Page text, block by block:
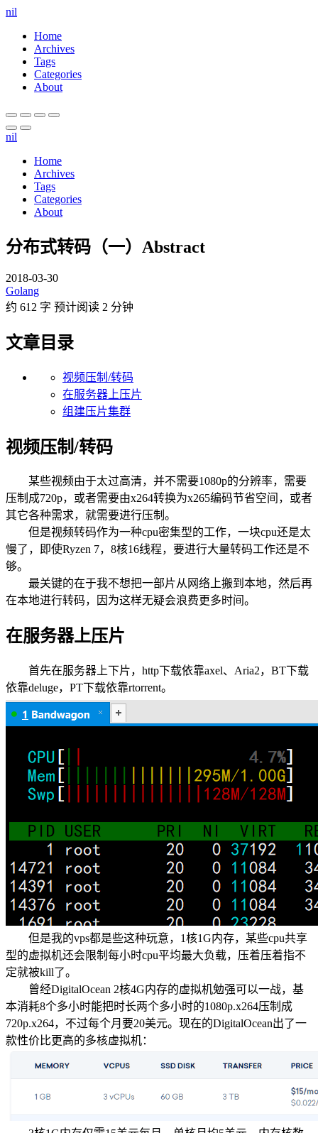
nil
Home
Archives
Tags
Categories
About
nil
Home
Archives
Tags
Categories
About
分布式转码（一）Abstract
2018-03-30
Golang
约 612 字 预计阅读 2 分钟
文章目录
视频压制/转码
在服务器上压片
组建压片集群
视频压制/转码
某些视频由于太过高清，并不需要1080p的分辨率，需要
压制成720p，或者需要由x264转换为x265编码节省空间，或者
其它各种需求，就需要进行压制。
但是视频转码作为一种cpu密集型的工作，一块cpu还是太
慢了，即使Ryzen 7，8核16线程，要进行大量转码工作还是不
够。
最关键的在于我不想把一部片从网络上搬到本地，然后再
在本地进行转码，因为这样无疑会浪费更多时间。
在服务器上压片
首先在服务器上下片，http下载依靠axel、Aria2，BT下载
依靠deluge，PT下载依靠rtorrent。
但是我的vps都是些这种玩意，1核1G内存，某些cpu共享
型的虚拟机还会限制每小时cpu平均最大负载，压着压着指不
定就被kill了。
曾经DigitalOcean 2核4G内存的虚拟机勉强可以一战，基
本消耗8个多小时能把时长两个多小时的1080p.x264压制成
720p.x264，不过每个月要20美元。现在的DigitalOcean出了一
款性价比更高的多核虚拟机：